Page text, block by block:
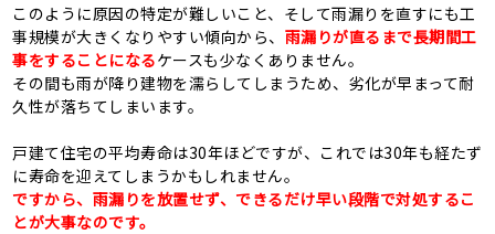
このように原因の特定が難しいこと、そして雨漏りを直すにも工
事規模が大きくなりやすい傾向から、 雨漏りが直るまで長期間工
事をすることになるケースも少なくありません。
その間も雨が降り建物を濡らしてしまうため、劣化が早まって耐
久性が落ちてしまいます。
戸建て住宅の平均寿命は30年ほどですが、これでは30年も経たず
に寿命を迎えてしまうかもしれません。
ですから、雨漏りを放置せず、できるだけ早い段階で対処するこ
とが大事なのです。